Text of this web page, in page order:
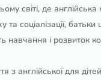
світі, де
та соціалізації,
навчання і розвиток
з англійської для